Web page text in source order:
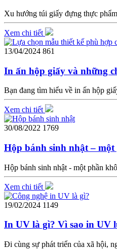
Xu hướng túi giấy đựng thực
Xem chi tiết
13/04/2024 861
In ấn hộp giấy và những
Bạn đang tìm hiểu về in ấn hộp
Xem chi tiết
30/08/2022 1769
Hộp bánh sinh nhật –
Hộp bánh sinh nhật - một phần
Xem chi tiết
19/02/2024 1149
In UV là gì? Vì sao in UV
Đi cùng sự phát triển của xã hội,